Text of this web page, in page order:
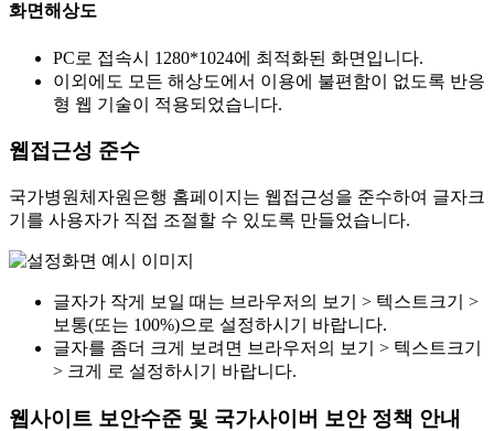
화면해상도
PC로 접속시 1280*1024에 최적화된 화면입니다.
이외에도 모든 해상도에서 이용에 불편함이 없도록 반응
형 웹 기술이 적용되었습니다.
웹접근성 준수
국가병원체자원은행 홈페이지는 웹접근성을 준수하여 글자크
기를 사용자가 직접 조절할 수 있도록 만들었습니다.
글자가 작게 보일 때는 브라우저의 보기 > 텍스트크기 >
보통(또는 100%)으로 설정하시기 바랍니다.
글자를 좀더 크게 보려면 브라우저의 보기 > 텍스트크기
> 크게 로 설정하시기 바랍니다.
웹사이트 보안수준 및 국가사이버 보안 정책 안내